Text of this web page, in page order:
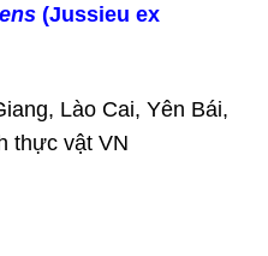
(Jussieu ex
Lào Cai, Yên Bái,
thực vật VN